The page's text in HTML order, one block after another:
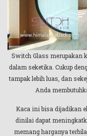
Switch Glass merupakan
dalam seketika. Cukup
tampak lebih luas, dan
Anda
Kaca ini bisa dijadikan
dinilai dapat
memang harganya